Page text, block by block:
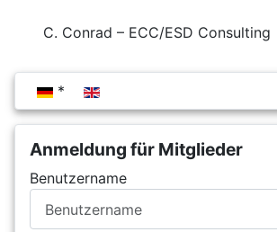
Sprache auswählen
Anmeldung für Mitglieder
Benutzername
C. Conrad – ECC/ESD Consulting